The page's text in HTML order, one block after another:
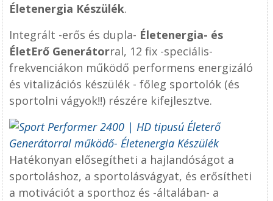
Életenergia Készülék.
Integrált -erős és dupla- Életenergia- és
ÉletErő Generátorral, 12 fix -speciális-
frekvenciákon működő performens energizáló
és vitalizációs készülék - főleg sportolók (és
sportolni vágyok!!) részére kifejlesztve.
Hatékonyan elősegítheti a hajlandóságot a
sportoláshoz, a sportolásvágyat, és erősítheti
a motivációt a sporthoz és -általában- a